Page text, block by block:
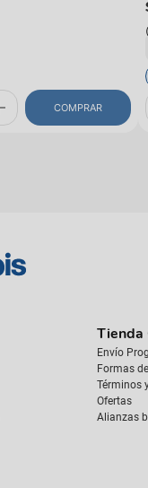
COMPRAR
(
Tienda
Envío
Formas
Términos
Ofertas
Alianzas